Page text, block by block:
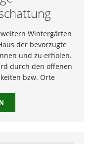
Wintergärten
der bevorzugte
und zu erholen.
durch den offenen
bzw. Orte